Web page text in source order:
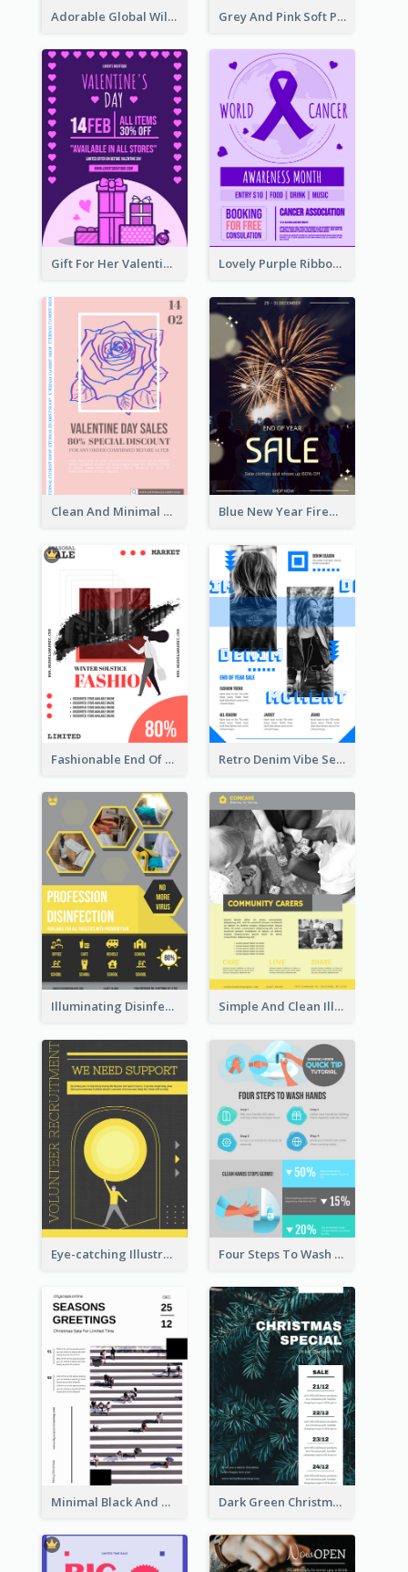
Adorable Global Wildlife Poster Design Idea Grey And Pink Soft Photo Pop Up Sale Poster
Gift For Her Valentine Celebration Poster Design Template Lovely Purple Ribbon Poster Design Template
Clean And Minimal Rose Portrait Poster Design Blue New Year Firework Photo Sale Poster
Fashionable End Of Sale Poster Design Template Retro Denim Vibe Seasonal Sale Poster Design
Illuminating Disinfection Promotional Poster Design Simple And Clean Illuminating Community Poster Design
Eye-catching Illustration Illuminating Design Template Four Steps To Wash Hands Infographic Poster
Minimal Black And White Christmas Sale Poster Dark Green Christmas Tree Online Sale Poster